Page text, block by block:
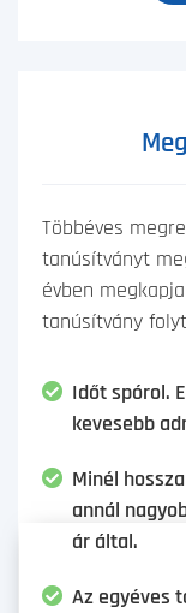
Többéves
tanúsítványt
évben
tanúsítvány
Időt spórol.
kevesebb
Minél
annál
ár által.
Az egyéves